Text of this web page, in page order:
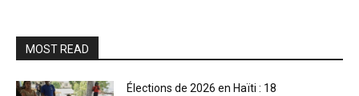
MOST READ
Élections de 2026 en Haïti : 18